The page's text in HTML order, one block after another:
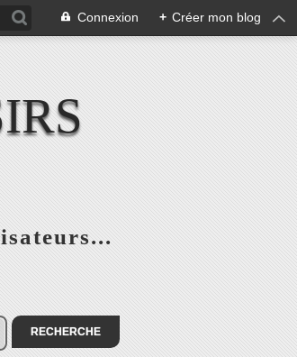
Connexion + Créer mon blog